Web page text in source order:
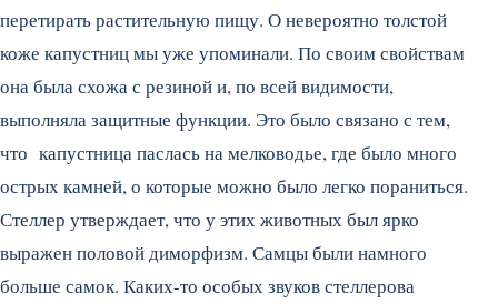
перетирать растительную пищу. О невероятно толстой
коже капустниц мы уже упоминали. По своим свойствам
она была схожа с резиной и, по всей видимости,
выполняла защитные функции. Это было связано с тем,
что капустница паслась на мелководье, где было много
острых камней, о которые можно было легко пораниться.
Стеллер утверждает, что у этих животных был ярко
выражен половой диморфизм. Самцы были намного
больше самок. Каких-то особых звуков стеллерова